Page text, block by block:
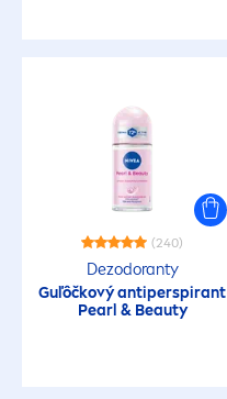
(240)
Dezodoranty
Guľôčkový antiperspirant
Pearl & Beauty